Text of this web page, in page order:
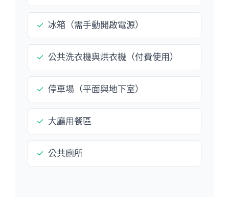
✓ 冰箱（需手動開啟電源）
✓ 公共洗衣機與烘衣機（付費使用）
✓ 停車場（平面與地下室）
✓ 大廳用餐區
✓ 公共廁所